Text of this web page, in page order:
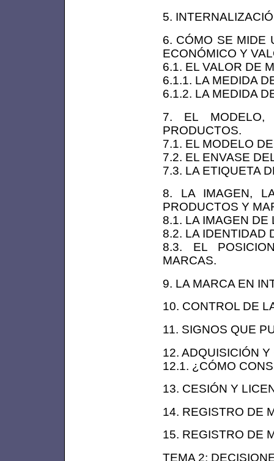
5.
6. CÓMO SE MIDE
ECONÓMICO Y
6.1. EL VALOR DE
6.1.1. LA MEDIDA
6.1.2. LA MEDIDA
7. EL
PRODUCTOS.
7.1. EL MODELO
7.2. EL ENVASE
7.3. LA ETIQUETA
8. LA IMAGEN,
PRODUCTOS Y
8.1. LA IMAGEN DE
8.2. LA IDENTIDAD
8.3. EL
MARCAS.
9. LA MARCA EN
10. CONTROL DE
11. SIGNOS QUE
12. ADQUISICIÓN
12.1. ¿CÓMO
13. CESIÓN Y
14. REGISTRO DE
15. REGISTRO DE
TEMA 2: